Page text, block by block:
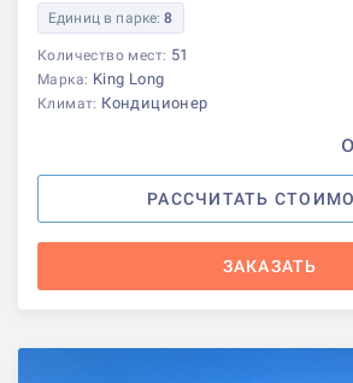
Единиц в парке:8
Количество мест: 51
Марка: King Long
Климат: Кондиционер
РАССЧИТАТЬ
ЗАКАЗАТЬ